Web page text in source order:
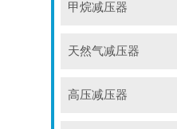
甲烷减压器
天然气减压器
高压减压器